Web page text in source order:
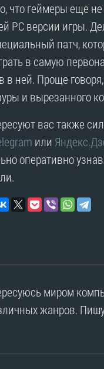
что геймеры еще
PC версии игры.
патч,
в самую
в ней. Проще
и вырезанного
вас также
или
оперативно
миром
жанров.